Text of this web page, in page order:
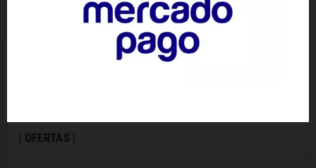
| OFERTAS |